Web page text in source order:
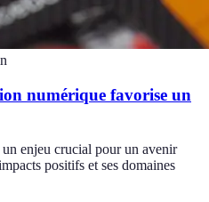
numérique favorise un
enjeu crucial pour un avenir
positifs et ses domaines